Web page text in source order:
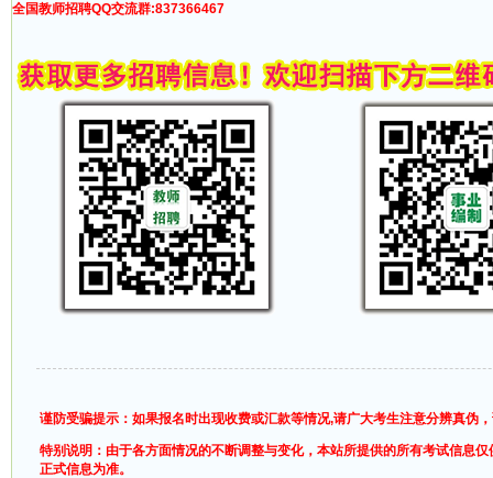
全国教师招聘QQ交流群:837366467
谨防受骗提示：如果报名时出现收费或汇款等情况,请广大考生注意分辨真伪
特别说明：由于各方面情况的不断调整与变化，本站所提供的所有考试信息
正式信息为准。